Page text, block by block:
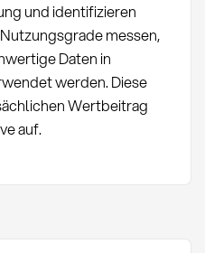
und identifizieren
messen,
Daten in
werden. Diese
Wertbeitrag
auf.